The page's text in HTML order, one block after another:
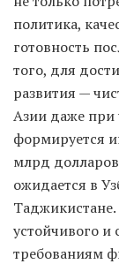
политика,
готовность
того, для
развития —
Азии даже при
формируется
млрд
ожидается в
устойчивого и
требованиям